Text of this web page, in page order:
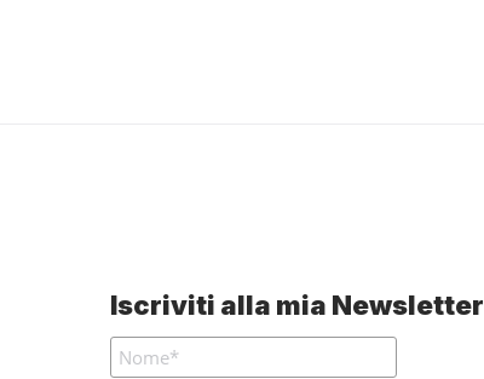
Iscriviti alla mia Newsletter